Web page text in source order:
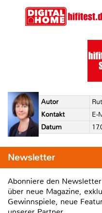
Autor
Kontakt
E-
Datum
Newsletter
Abonniere den
über neue Magazine,
Gewinnspiele, neue